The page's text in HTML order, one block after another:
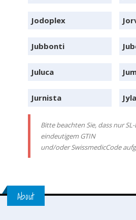
Jodoplex
Jubbonti
Juluca
Jurnista
Bitte beachten Sie, dass nur
eindeutigem GTIN
und/oder SwissmedicCode
About